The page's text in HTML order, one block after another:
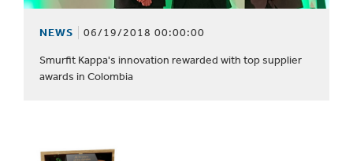
NEWS 06/19/2018 00:00:00
Smurfit Kappa's innovation rewarded with top supplier
awards in Colombia